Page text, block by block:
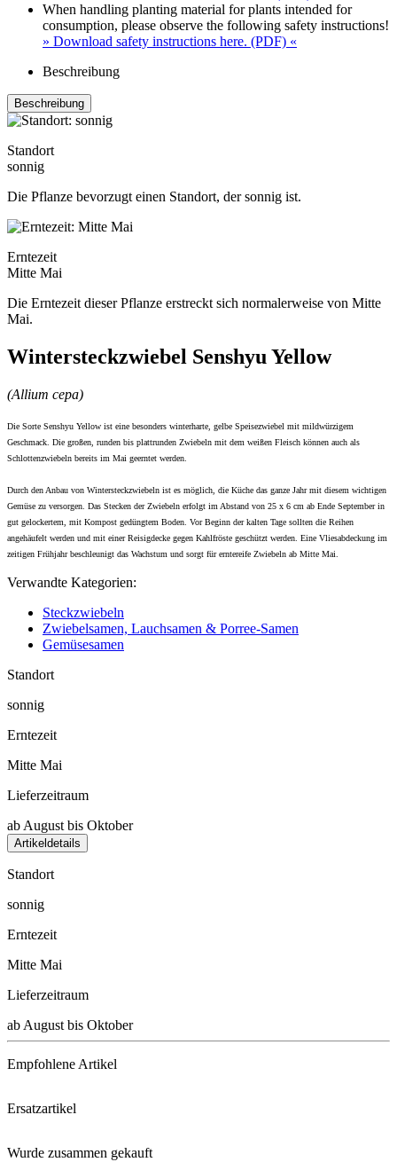
When handling planting material for plants intended for
consumption, please observe the following safety instructions!
» Download safety instructions here. (PDF) «
Beschreibung
Beschreibung
Standort
sonnig
Die Pflanze bevorzugt einen Standort, der sonnig ist.
Erntezeit
Mitte Mai
Die Erntezeit dieser Pflanze erstreckt sich normalerweise von Mitte
Mai.
Wintersteckzwiebel Senshyu Yellow
(Allium cepa)
Die Sorte Senshyu Yellow ist eine besonders winterharte, gelbe Speisezwiebel mit mildwürzigem
Geschmack. Die großen, runden bis plattrunden Zwiebeln mit dem weißen Fleisch können auch als
Schlottenzwiebeln bereits im Mai geerntet werden.
Durch den Anbau von Wintersteckzwiebeln ist es möglich, die Küche das ganze Jahr mit diesem wichtigen
Gemüse zu versorgen. Das Stecken der Zwiebeln erfolgt im Abstand von 25 x 6 cm ab Ende September in
gut gelockertem, mit Kompost gedüngtem Boden. Vor Beginn der kalten Tage sollten die Reihen
angehäufelt werden und mit einer Reisigdecke gegen Kahlfröste geschützt werden. Eine Vliesabdeckung im
zeitigen Frühjahr beschleunigt das Wachstum und sorgt für erntereife Zwiebeln ab Mitte Mai.
Verwandte Kategorien:
Steckzwiebeln
Zwiebelsamen, Lauchsamen & Porree-Samen
Gemüsesamen
Standort
sonnig
Erntezeit
Mitte Mai
Lieferzeitraum
ab August bis Oktober
Artikeldetails
Standort
sonnig
Erntezeit
Mitte Mai
Lieferzeitraum
ab August bis Oktober
Empfohlene Artikel
Ersatzartikel
Wurde zusammen gekauft